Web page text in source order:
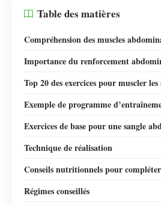
Table des matières
Compréhension des muscles
Importance du renforcement
Top 20 des exercices pour muscler
Exemple de programme
Exercices de base pour une sangle
Technique de réalisation
Conseils nutritionnels pour compléter
Régimes conseillés